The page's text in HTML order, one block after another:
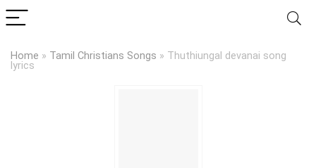
Home » Tamil Christians Songs » Thuthiungal devanai song
lyrics